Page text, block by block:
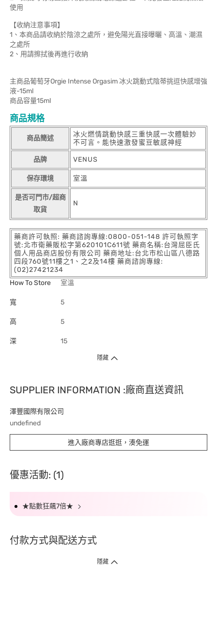
使用
【收納注意事項】
1、本商品請收納於陰涼之處所，避免陽光直接曝曬、高溫、潮濕
之處所
2、用請擦拭後再進行收納
主商品葡萄牙Orgie Intense Orgasim 冰火跳動式陰蒂挑逗快感增強
液-15ml
商品容量15ml
商品規格
商品簡述
冰火燃情跳動快感三重快感一次體驗妙
不可言。能快速激發蜜豆敏感神經
品牌 VENUS
保存環境 室溫
是否可門市/超商
取貨
N
藥商許可執照: 藥商諮詢專線:0800-051-148 許可執照字
號:北市衛藥販松字第620101C611號 藥商名稱:台灣屈臣氏
個人用品商店股份有限公司 藥商地址:台北市松山區八德路
四段760號11樓之1、之2及14樓 藥商諮詢專線:
(02)27421234
How To Store
室溫
寬 5
高 5
深 15
隱藏
SUPPLIER INFORMATION :廠商直送資訊
澤豐國際有限公司
undefined
進入廠商專店逛逛，湊免運
優惠活動: (1)
★點數狂飆7倍★
付款方式與配送方式
隱藏